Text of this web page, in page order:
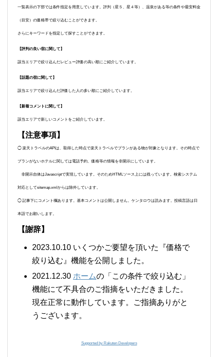
一覧表示の下部では条件指定を用意しています。評判（星５、星４等）、温泉がある等の条件や最安料金
（目安）の価格帯で絞り込むことができます。
さらにキーワードを指定して探すことができます。
【評判の良い宿に関して】
該当エリアで絞り込んだレビュー評価の高い順にご紹介しています。
【話題の宿に関して】
該当エリアで絞り込んだ評価した人の多い順にご紹介しています。
【新着コメントに関して】
該当エリアで新しいコメントをご紹介しています。
【注意事項】
◯ 楽天トラベルのAPIは、取得した時点で楽天トラベルでプランがある物が対象となります。その時点で
プランがないホテルに関しては電話予約、価格等の情報を非開示にしています。
非開示自体はJavascriptで実現しています。そのためHTMLソース上には残っています。検索システム
対応としてsitemap.xmlからは除外しています。
◯ 記事下にコメント欄あります。基本コメントは公開しません。ケンタロウは読みます。投稿言語は日
本語でお願いします。
【謝辞】
2023.10.10 いくつかご要望を頂いた『価格で
絞り込む』機能を公開しました。
2021.12.30 ホームの「この条件で絞り込む」
機能にて不具合のご指摘をいただきました。
現在正常に動作しています。ご指摘ありがと
うございます。
Supported by Rakuten Developers